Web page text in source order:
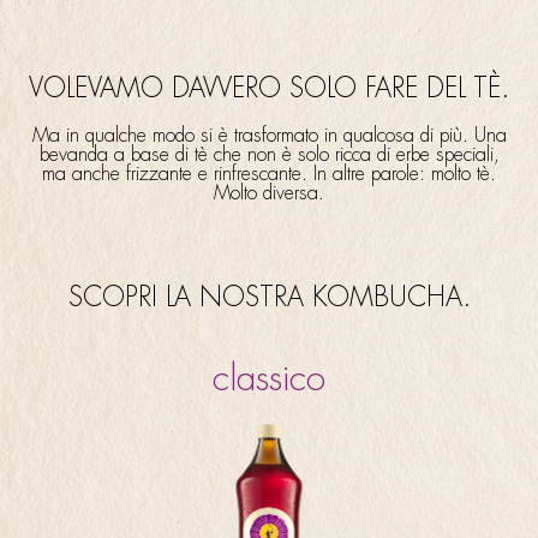
VOLEVAMO DAVVERO SOLO FARE DEL TÈ.
Ma in qualche modo si è trasformato in qualcosa di più. Una
bevanda a base di tè che non è solo ricca di erbe speciali,
ma anche frizzante e rinfrescante. In altre parole: molto tè.
Molto diversa.
SCOPRI LA NOSTRA KOMBUCHA.
classico